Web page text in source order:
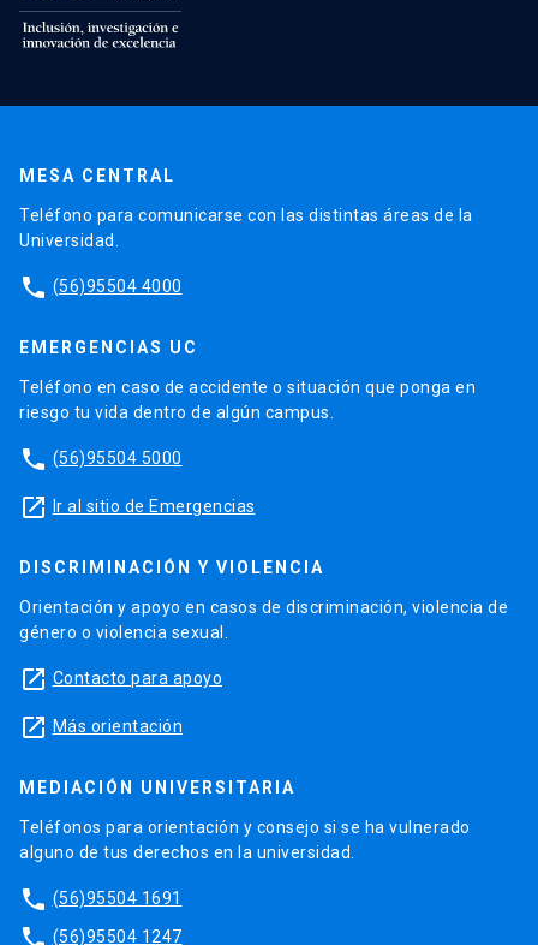
MESA CENTRAL
Teléfono para comunicarse con las distintas áreas de la
Universidad.
phone (56)95504 4000
EMERGENCIAS UC
Teléfono en caso de accidente o situación que ponga en
riesgo tu vida dentro de algún campus.
phone (56)95504 5000
launch Ir al sitio de Emergencias
DISCRIMINACIÓN Y VIOLENCIA
Orientación y apoyo en casos de discriminación, violencia de
género o violencia sexual.
launch Contacto para apoyo
launch Más orientación
MEDIACIÓN UNIVERSITARIA
Teléfonos para orientación y consejo si se ha vulnerado
alguno de tus derechos en la universidad.
phone (56)95504 1691
phone (56)95504 1247